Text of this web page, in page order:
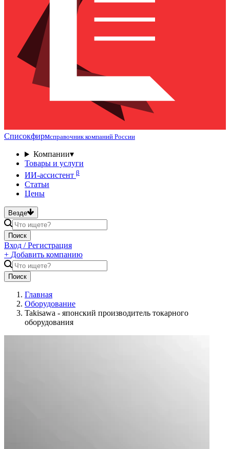
Списокфирмсправочник компаний России
Компании▾
Товары и услуги
ИИ-ассистент β
Статьи
Цены
Везде
Поиск
Вход / Регистрация
+ Добавить компанию
Поиск
Главная
Оборудование
Takisawa - японский производитель токарного
оборудования